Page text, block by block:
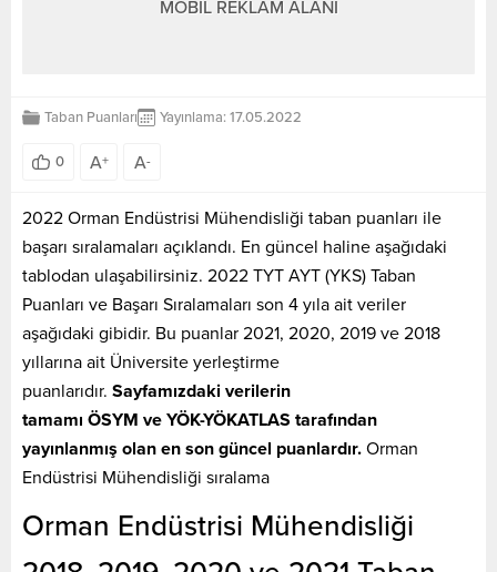
MOBİL REKLAM ALANI
Taban Puanları Yayınlama: 17.05.2022
0 A+ A-
2022 Orman Endüstrisi Mühendisliği taban puanları ile
başarı sıralamaları açıklandı. En güncel haline aşağıdaki
tablodan ulaşabilirsiniz. 2022 TYT AYT (YKS) Taban
Puanları ve Başarı Sıralamaları son 4 yıla ait veriler
aşağıdaki gibidir. Bu puanlar 2021, 2020, 2019 ve 2018
yıllarına ait Üniversite yerleştirme
puanlarıdır. Sayfamızdaki verilerin
tamamı ÖSYM ve YÖK-YÖKATLAS tarafından
yayınlanmış olan en son güncel puanlardır. Orman
Endüstrisi Mühendisliği sıralama
Orman Endüstrisi Mühendisliği